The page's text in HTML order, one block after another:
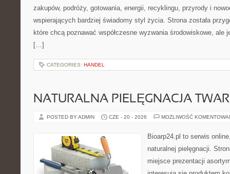
zakupów, podróży, gotowania, energii, recyklingu, przyrody i
wspierających bardziej świadomy styl życia. Strona została
które chcą poznawać współczesne wyzwania środowiskowe, ale
[…]
CATEGORIES: HANDEL
NATURALNA PIELĘGNACJA
POSTED BY ADMIN CZE - 20 - 2026 MOŻLIWOŚĆ
Bioarp24.pl to serwis
naturalnej pielęgnacji.
miejsce prezentacji